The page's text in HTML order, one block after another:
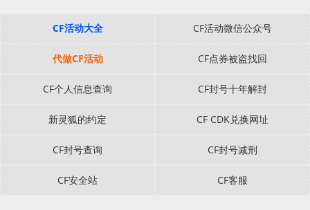
CF活动大全 CF活动微信公众号
代做CF活动 CF点券被盗找回
CF个人信息查询 CF封号十年解封
新灵狐的约定 CF CDK兑换网址
CF封号查询 CF封号减刑
CF安全站 CF客服